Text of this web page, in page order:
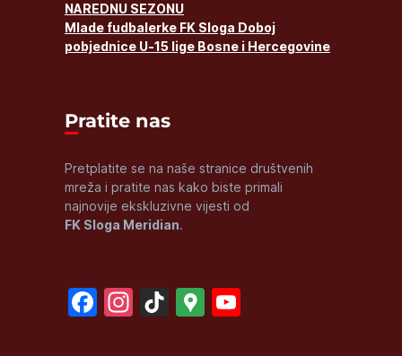
NAREDNU SEZONU
Mlade fudbalerke FK Sloga Doboj
pobjednice U-15 lige Bosne i Hercegovine
Pratite nas
Pretplatite se na naše stranice društvenih
mreža i pratite nas kako biste primali
najnovije ekskluzivne vijesti od
FK Sloga Meridian.
Facebook
Instagram
TikTokGoogle